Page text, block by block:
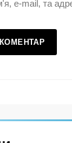
e-mail, та